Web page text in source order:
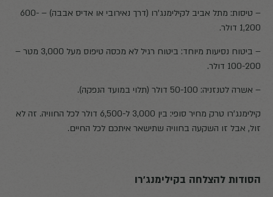
– טיסות: מתל אביב לקילימנג'רו (דרך נאירובי או אדיס אבבה) – 600-
1,200 דולר.
– ביטוח נסיעות מיוחד: ביטוח רגיל לא מכסה טיפוס מעל 3,000 מטר –
100-200 דולר.
– אשרה לטנזניה: 50-100 דולר (תלוי במועד הנפקה).
קילימנג'רו טרק מחיר סופי: בין 3,000 ל-6,500 דולר לכל החוויה. זה לא
זול, אבל זו השקעה בחוויה שתישאר איתכם לכל החיים.
הסודות להצלחה בקילימנג'רו